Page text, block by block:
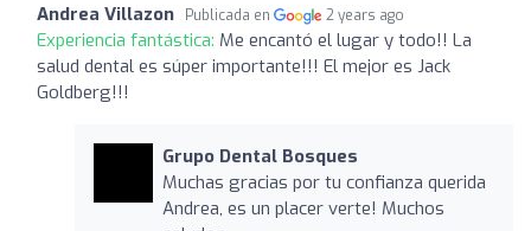
Andrea Villazon Publicada en 2 years ago
Experiencia fantástica: Me encantó el lugar y todo!! La
salud dental es súper importante!!! El mejor es Jack
Goldberg!!!
Grupo Dental Bosques
Muchas gracias por tu confianza querida
Andrea, es un placer verte! Muchos